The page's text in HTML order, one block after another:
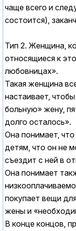
чаще всего и
состоится),
Тип 2. Женщина,
относящиеся к
любовницах».
Такая женщина
настаивает,
больную» жену,
долго осталось».
Она понимает,
детям, что он не
съездит с ней в
Она понимает
покупает вещи
жены и
В конце концов,